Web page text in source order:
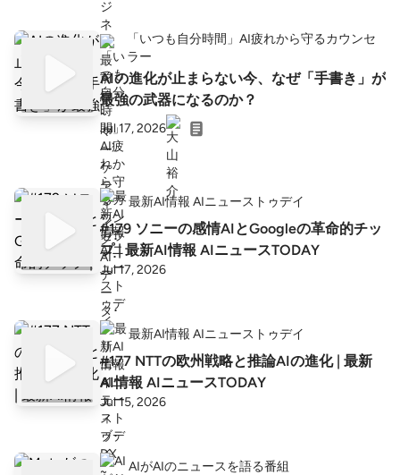
「いつも自分時間」AI疲れから守るカウンセ
ラー
AIの進化が止まらない今、なぜ「手書き」が
最強の武器になるのか？
Jul 17, 2026
最新AI情報 AIニューストゥデイ
#179 ソニーの感情AIとGoogleの革命的チッ
プ | 最新AI情報 AIニュースTODAY
Jul 17, 2026
最新AI情報 AIニューストゥデイ
#177 NTTの欧州戦略と推論AIの進化 | 最新
AI情報 AIニュースTODAY
Jul 15, 2026
AIがAIのニュースを語る番組